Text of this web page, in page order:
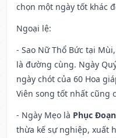
chọn một ngày tốt khác
Ngoại lệ:
- Sao Nữ Thổ Bức tại
là đường cùng. Ngày
ngày chót của 60 Hoa
Viên song tốt nhất cũng
- Ngày Mẹo là Phục
thừa kế sự nghiệp, xuất